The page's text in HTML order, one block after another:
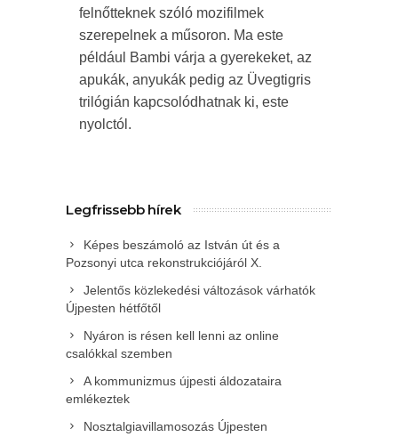
felnőtteknek szóló mozifilmek
szerepelnek a műsoron. Ma este
például Bambi várja a gyerekeket, az
apukák, anyukák pedig az Üvegtigris
trilógián kapcsolódhatnak ki, este
nyolctól.
Legfrissebb hírek
Képes beszámoló az István út és a
Pozsonyi utca rekonstrukciójáról X.
Jelentős közlekedési változások várhatók
Újpesten hétfőtől
Nyáron is résen kell lenni az online
csalókkal szemben
A kommunizmus újpesti áldozataira
emlékeztek
Nosztalgiavillamosozás Újpesten